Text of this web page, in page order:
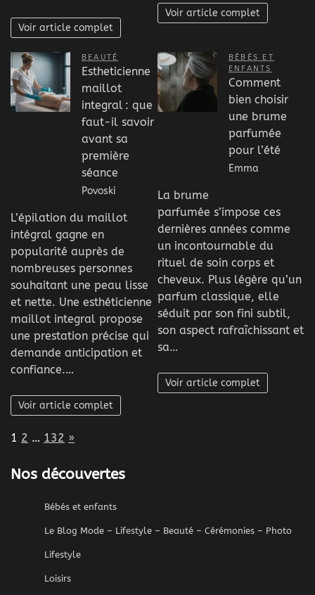
Voir article complet
Voir article complet
BEAUTÉ
Estheticienne
maillot
integral : que
faut-il savoir
avant sa
première
séance
Povoski
L’épilation du maillot
intégral gagne en
popularité auprès de
nombreuses personnes
souhaitant une peau lisse
et nette. Une esthéticienne
maillot integral propose
une prestation précise qui
demande anticipation et
confiance.…
Voir article complet
BÉBÉS ET
ENFANTS
Comment
bien choisir
une brume
parfumée
pour l’été
Emma
La brume
parfumée s’impose ces
dernières années comme
un incontournable du
rituel de soin corps et
cheveux. Plus légère qu’un
parfum classique, elle
séduit par son fini subtil,
son aspect rafraîchissant et
sa…
Voir article complet
Page:
1 2 … 132 Next
»
Nos découvertes
Bébés et enfants
Le Blog Mode – Lifestyle – Beauté – Cérémonies – Photo
Lifestyle
Loisirs